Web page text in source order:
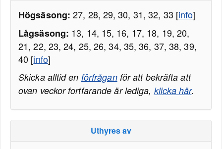
Högsäsong: 27, 28, 29, 30, 31, 32, 33 [info]
Lågsäsong: 13, 14, 15, 16, 17, 18, 19, 20,
21, 22, 23, 24, 25, 26, 34, 35, 36, 37, 38, 39,
40 [info]
Skicka alltid en förfråganför att bekräfta att
ovan veckor fortfarande är lediga, klicka här.
Uthyres av